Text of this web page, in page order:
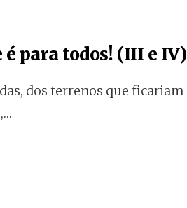
é para todos! (III e IV)
dos terrenos que ficariam